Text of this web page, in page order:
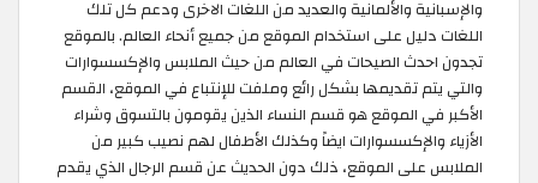
والإسبانية والألمانية والعديد من اللغات الاخرى ودعم كل تلك
اللغات دليل على استخدام الموقع من جميع أنحاء العالم. بالموقع
تجدون احدث الصيحات في العالم من حيث الملابس والإكسسوارات
والتي يتم تقديمها بشكل رائع وملفت للإنتباع في الموقع، القسم
الأكبر في الموقع هو قسم النساء الذين يقومون بالتسوق وشراء
الأزياء والإكسسوارات ايضاً وكذلك الأطفال لهم نصيب كبير من
الملابس على الموقع، ذلك دون الحديث عن قسم الرجال الذي يقدم